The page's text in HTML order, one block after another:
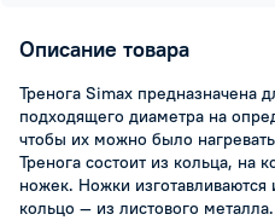
Описание товара
Тренога Simax предназначена
подходящего диаметра на
чтобы их можно было
Тренога состоит из кольца, на
ножек. Ножки изготавливаются
кольцо — из листового металла.